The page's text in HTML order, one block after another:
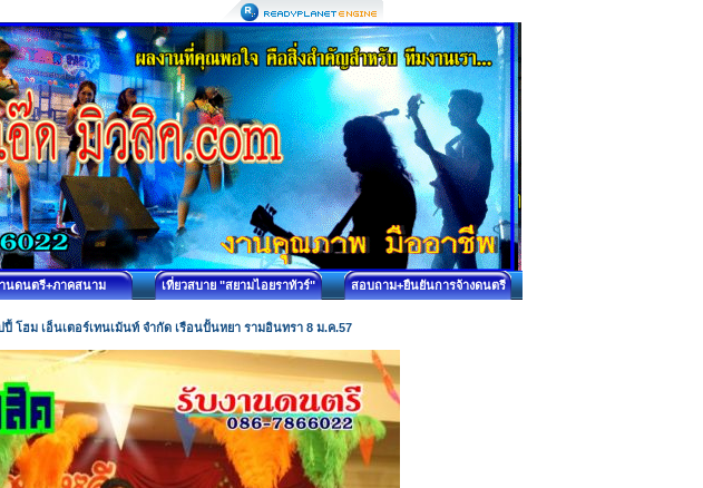
นดนตรี+ภาคสนาม เที่ยวสบาย "สยามไอยราทัวร์" สอบถาม+ยืนยันการจ้างดนตรี
ปี้ โฮม เอ็นเตอร์เทนเม้นท์ จำกัด เรือนปั้นหยา รามอินทรา 8 ม.ค.57